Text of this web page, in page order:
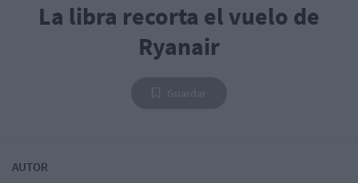
La libra recorta el vuelo de
Ryanair
AUTOR